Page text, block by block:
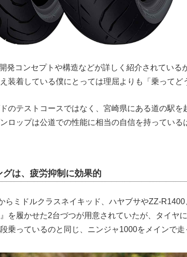
発コンセプトや構造などが詳しく紹介されている
装着している僕にとっては理屈よりも「乗ってど
のテストコースではなく、宮崎県にある道の駅を
ロップは公道での性能に相当の自信を持っている
は、疲労抑制に効果的
らミドルクラスネイキッド、ハヤブサやZZ-
履かせた2台づつが用意されていたが、タイヤ
乗っているのと同じ、ニンジャ1000をメインで走